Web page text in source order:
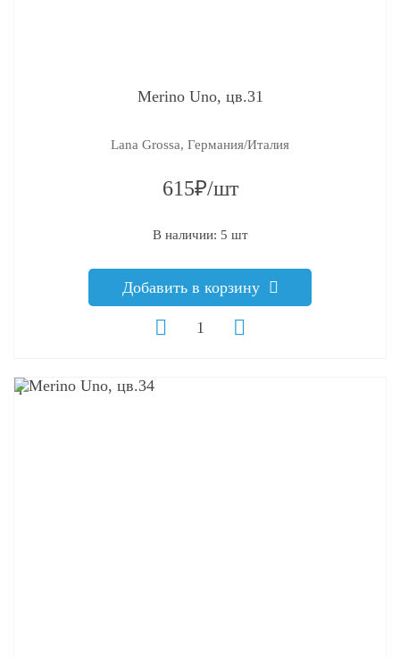
Merino Uno, цв.31
Lana Grossa, Германия/Италия
615₽/шт
В наличии: 5 шт
Добавить в корзину
q